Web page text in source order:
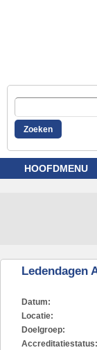
HOOFDMENU
Ledendagen
Datum:
Locatie:
Doelgroep:
Accreditatiestatus: